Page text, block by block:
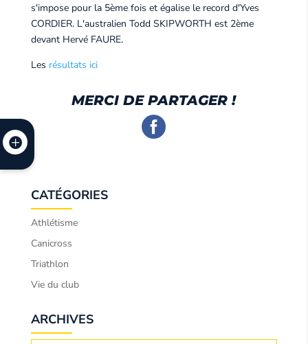
s'impose pour la 5ème fois et égalise le record d'Yves
CORDIER. L'australien Todd SKIPWORTH est 2ème
devant Hervé FAURE.
Les résultats ici
MERCI DE PARTAGER !
CATÉGORIES
Athlétisme
Canicross
Triathlon
Vie du club
ARCHIVES